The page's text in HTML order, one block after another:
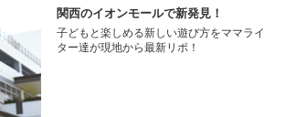
関西のイオンモールで新発見！
子どもと楽しめる新しい遊び方をママライ
ター達が現地から最新リポ！